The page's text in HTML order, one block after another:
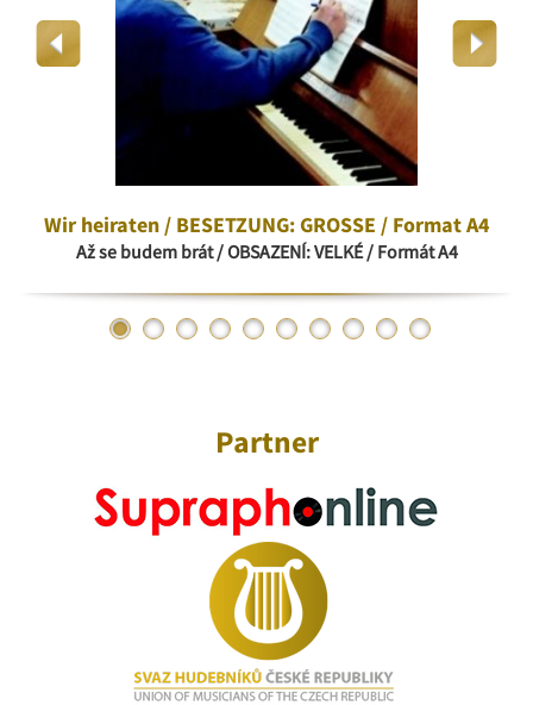
Wir heiraten / BESETZUNG: GROSSE / Format A4
Až se budem brát / OBSAZENÍ: VELKÉ / Formát A4
Partner